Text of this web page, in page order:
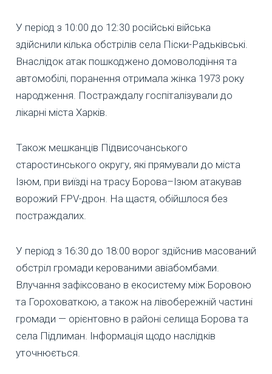
У період з 10:00 до 12:30 російські війська
здійснили кілька обстрілів села Піски-Радьківські.
Внаслідок атак пошкоджено домоволодіння та
автомобілі, поранення отримала жінка 1973 року
народження. Постраждалу госпіталізували до
лікарні міста Харків.
Також мешканців Підвисочанського
старостинського округу, які прямували до міста
Ізюм, при виїзді на трасу Борова–Ізюм атакував
ворожий FPV-дрон. На щастя, обійшлося без
постраждалих.
У період з 16:30 до 18:00 ворог здійснив масований
обстріл громади керованими авіабомбами.
Влучання зафіксовано в екосистему між Боровою
та Гороховаткою, а також на лівобережній частині
громади — орієнтовно в районі селища Борова та
села Підлиман. Інформація щодо наслідків
уточнюється.